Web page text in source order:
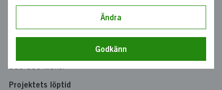
2023-02421
Emsense AB
300 000 kronor
Projektets löptid
Ändra
Godkänn